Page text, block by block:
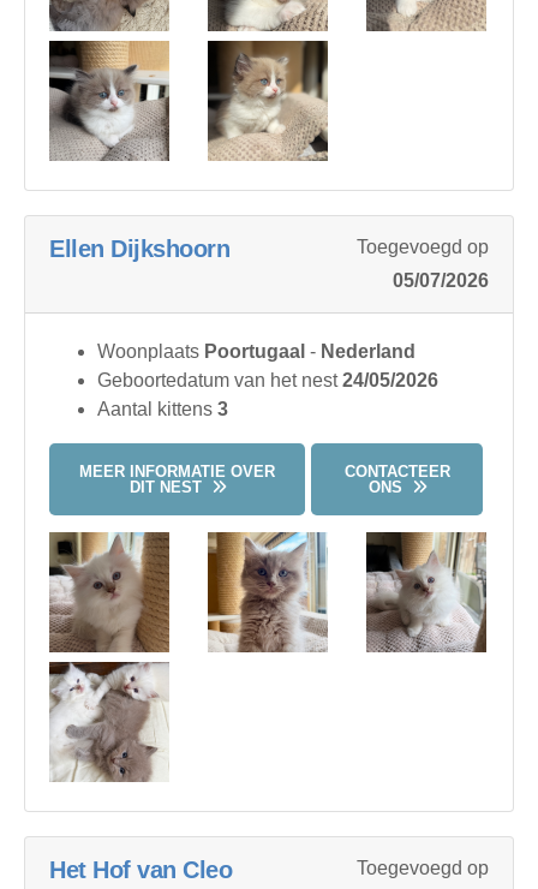
Ellen Dijkshoorn
Toegevoegd op
05/07/2026
Woonplaats Poortugaal - Nederland
Geboortedatum van het nest24/05/2026
Aantal kittens 3
MEER INFORMATIE OVER
DIT NEST
CONTACTEER
ONS
Het Hof van Cleo
Toegevoegd op